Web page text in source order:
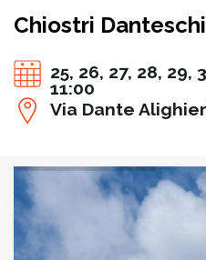
Chiostri Danteschi
25, 26, 27, 28, 29,
11:00
Via Dante